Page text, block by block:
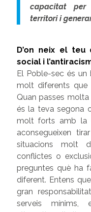
capacitat per
territori i
D’on neix el
social i
El Poble-sec és un
molt diferents que
Quan passes
és la teva segona
molt forts amb la
aconsegueixen
situacions molt
conflictes o
preguntes què ha
diferent. Entens
gran
serveis mínims,